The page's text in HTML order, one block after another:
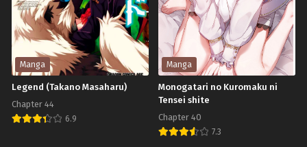
Chapter 4
เมษายน 11, 2024
Chapter 3
เมษายน 11, 2024
Chapter 2
เมษายน 11, 2024
Chapter 1
เมษายน 11, 2024
Manga
Legend (Takano Masaharu)
Chapter 44
6.9
Manga
Monogatari no Kuromaku ni
Tensei shite
Chapter 40
7.3